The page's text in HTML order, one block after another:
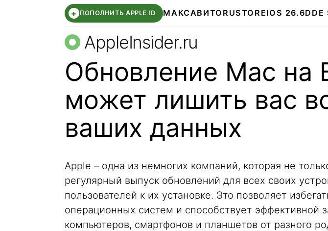
+ ПОПОЛНИТЬ APPLE ID МАКСАВИТО RUSTOREIOS 26.6DDE
AppleInsider.ru
Обновление Mac на
может лишить вас
ваших данных
Apple – одна из немногих компаний, которая не
регулярный выпуск обновлений для всех своих
пользователей к их установке. Это позволяет
операционных систем и способствует эффективной
компьютеров, смартфонов и планшетов от разного